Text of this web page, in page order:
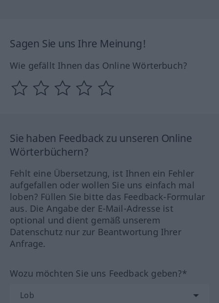
Sagen Sie uns Ihre Meinung!
Wie gefällt Ihnen das Online Wörterbuch?
Sie haben Feedback zu unseren Online
Wörterbüchern?
Fehlt eine Übersetzung, ist Ihnen ein Fehler
aufgefallen oder wollen Sie uns einfach mal
loben? Füllen Sie bitte das Feedback-Formular
aus. Die Angabe der E-Mail-Adresse ist
optional und dient gemäß unserem
Datenschutz nur zur Beantwortung Ihrer
Anfrage.
Wozu möchten Sie uns Feedback geben?*